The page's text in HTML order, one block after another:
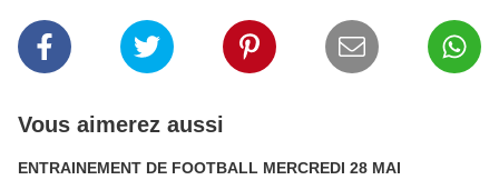
Vous aimerez aussi
ENTRAINEMENT DE FOOTBALL MERCREDI 28 MAI